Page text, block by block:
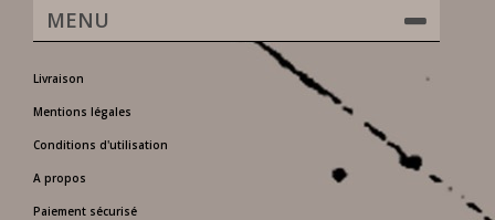
MENU
Livraison
Mentions légales
Conditions d'utilisation
A propos
Paiement sécurisé